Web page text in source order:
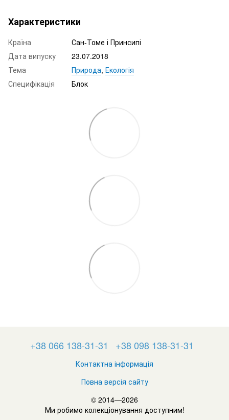
Характеристики
Країна
Сан-Томе і Принсипі
Дата випуску
23.07.2018
Тема
Природа, Екологія
Специфікація
Блок
+38 066 138-31-31 +38 098 138-31-31
Контактна інформація
Повна версія сайту
© 2014—2026
Ми робимо колекціонування доступним!